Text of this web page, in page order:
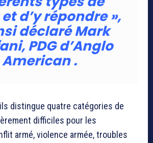
d’y répondre»,
déclaré Mark
PDG d’Anglo
American .
distingue quatre catégories de
difficiles pour les
armé, violence armée, troubles